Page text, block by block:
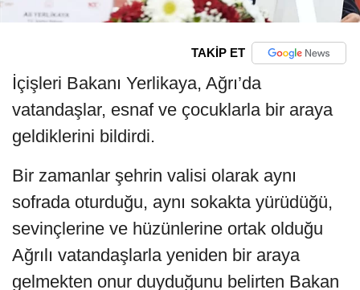
TAKİP ET
İçişleri Bakanı Yerlikaya, Ağrı’da
vatandaşlar, esnaf ve çocuklarla bir araya
geldiklerini bildirdi.
Bir zamanlar şehrin valisi olarak aynı
sofrada oturduğu, aynı sokakta yürüdüğü,
sevinçlerine ve hüzünlerine ortak olduğu
Ağrılı vatandaşlarla yeniden bir araya
gelmekten onur duyduğunu belirten Bakan